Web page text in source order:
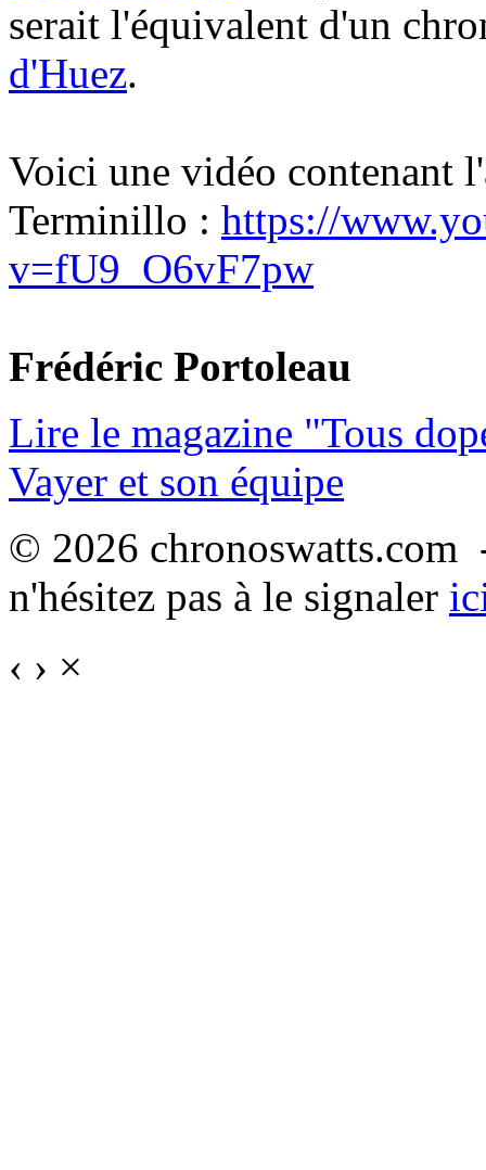
serait l'équivalent d'un
d'Huez.
Voici une vidéo contenant
Terminillo : https://
v=fU9_O6vF7pw
Frédéric Portoleau
Lire le magazine "Tous
Vayer et son équipe
© 2026
n'hésitez pas à le signaler
‹ › ×